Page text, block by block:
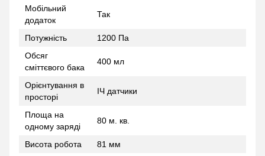
Мобільний
додаток
Так
Потужність
1200 Па
Обсяг
сміттєвого бака
400 мл
Орієнтування в
просторі
ІЧ датчики
Площа на
одному заряді
80 м. кв.
Висота робота
81 мм